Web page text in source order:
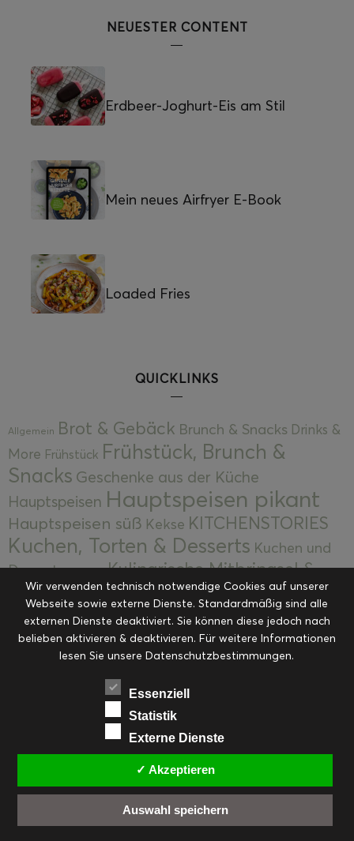
NEUESTER CONTENT
Erdbeer-Joghurt-Eis am Stil
Mein neues Airfryer E-Book
Loaded Fries
QUICKLINKS
Allgemein Brot & Gebäck Brunch & Snacks Drinks &
More Frühstück Frühstück, Brunch &
Snacks Geschenke aus der Küche
Hauptspeisen Hauptspeisen pikant
Hauptspeisen süß Kekse KITCHENSTORIES
Kuchen, Torten & Desserts Kuchen und
Desserts
Kulinarische Mitbringsel &
Eingemachtes Ohne Kategorie Ostern Resteküche
RezepteSaisonalSliderStartseite
Suppen, Salate & Vorspeisen Vorspeisen &
Vorspeisen, Salate & Suppen
Weihnachten Workshops & Events
PINTEREST
© cookiteasy.at by Simone Kemptner | powered byECKER Digital IT Solutions
Wir verwenden technisch notwendige Cookies auf unserer
Webseite sowie externe Dienste. Standardmäßig sind alle
externen Dienste deaktiviert. Sie können diese jedoch nach
belieben aktivieren & deaktivieren. Für weitere Informationen
lesen Sie unsere Datenschutzbestimmungen.
Essenziell
Statistik
Externe Dienste
✓ Akzeptieren
Auswahl speichern